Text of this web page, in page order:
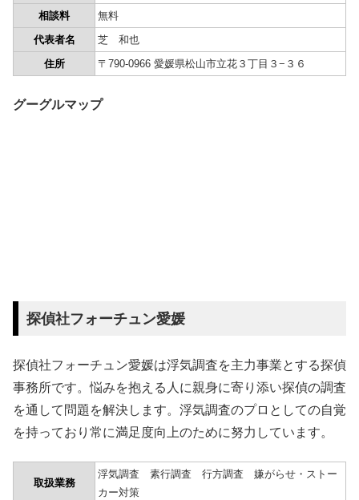
相談料
無料
代表者名
芝 和也
住所
〒790-0966 愛媛県松山市立花３丁目３−３６
グーグルマップ
探偵社フォーチュン愛媛
探偵社フォーチュン愛媛は浮気調査を主力事業とする探偵
事務所です。悩みを抱える人に親身に寄り添い探偵の調査
を通して問題を解決します。浮気調査のプロとしての自覚
を持っており常に満足度向上のために努力しています。
取扱業務
浮気調査 素行調査 行方調査 嫌がらせ・ストー
カー対策